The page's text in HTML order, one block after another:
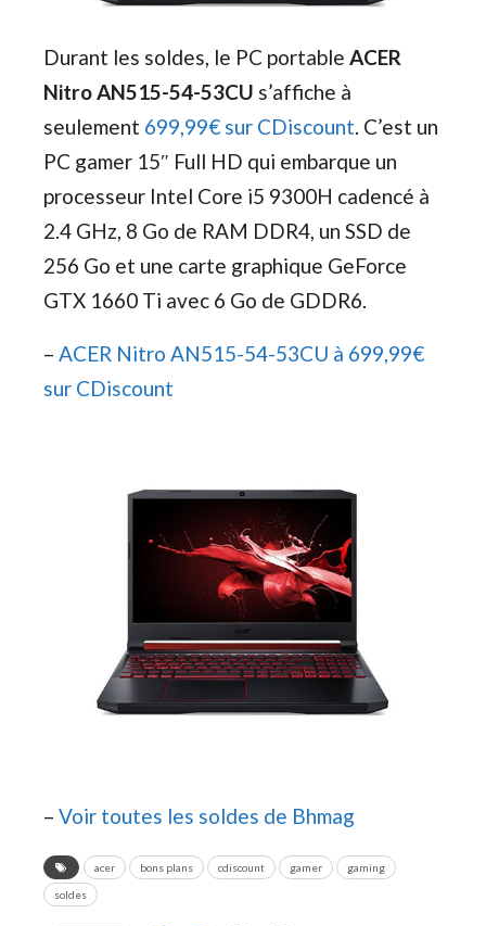
Durant les soldes, le PC portable ACER
Nitro AN515-54-53CU s’affiche à
seulement 699,99€ sur CDiscount. C’est un
PC gamer 15″ Full HD qui embarque un
processeur Intel Core i5 9300H cadencé à
2.4 GHz, 8 Go de RAM DDR4, un SSD de
256 Go et une carte graphique GeForce
GTX 1660 Ti avec 6 Go de GDDR6.
– ACER Nitro AN515-54-53CU à 699,99€
sur CDiscount
– Voir toutes les soldes de Bhmag
acer bons plans cdiscount gamer gaming
soldes